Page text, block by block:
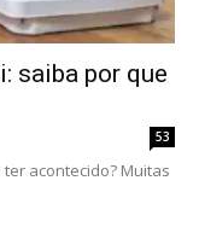
saiba por que
53
acontecido? Muitas